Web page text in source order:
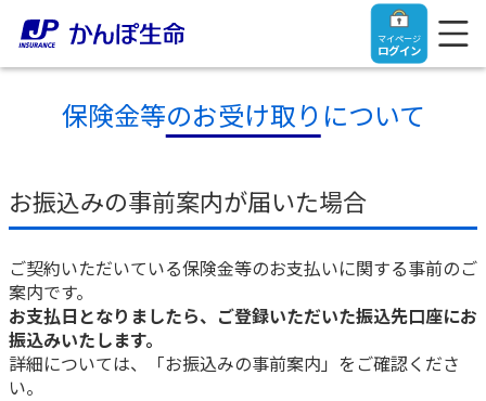
マイページ
ログイン
トップ
ご契約者さま
ご契約者さま
保険をご検討中のお客さま
保険金等のお受け取りについて
お振込みの事前案内が届いた場合
ご契約いただいている保険金等のお支払いに関する事前のご
案内です。
お支払日となりましたら、ご登録いただいた振込先口座にお
振込みいたします。
詳細については、「お振込みの事前案内」をご確認くださ
い。